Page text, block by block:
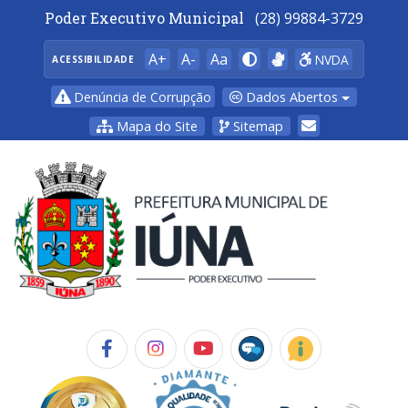
Poder Executivo Municipal (28) 99884-3729
ACESSIBILIDADE A+ A- Aa NVDA
Denúncia de Corrupção
Dados Abertos
Mapa do Site
Sitemap